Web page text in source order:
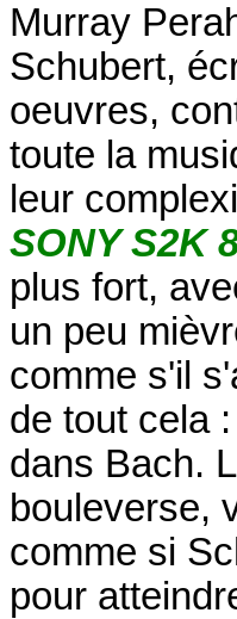
Murray
Schubert,
oeuvres,
toute la
leur
SONY S2K
plus fort,
un peu
comme s'il
de tout cela
dans Bach.
bouleverse,
comme si
pour